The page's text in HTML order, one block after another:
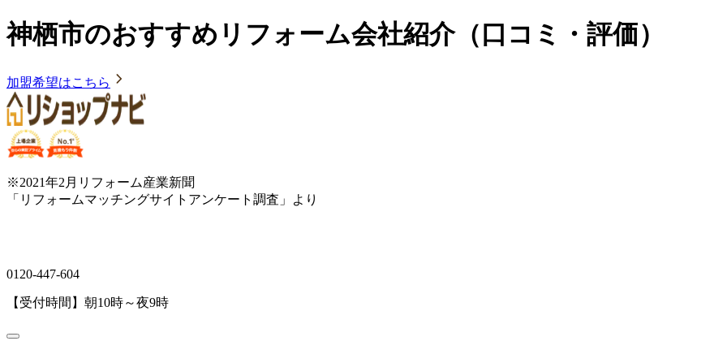
神栖市のおすすめリフォーム会社紹介（口コミ・評価）
加盟希望はこちら
※2021年2月リフォーム産業新聞
「リフォームマッチングサイトアンケート調査」より
0120-447-604
【受付時間】朝10時～夜9時